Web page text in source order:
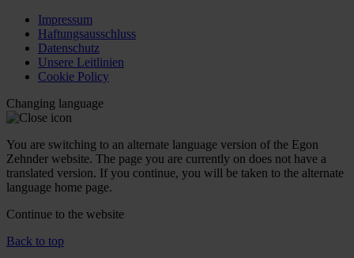
Impressum
Haftungsausschluss
Datenschutz
Unsere Leitlinien
Cookie Policy
Changing language
You are switching to an alternate language version of the Egon
Zehnder website. The page you are currently on does not have a
translated version. If you continue, you will be taken to the alternate
language home page.
Continue to the website
Back to top